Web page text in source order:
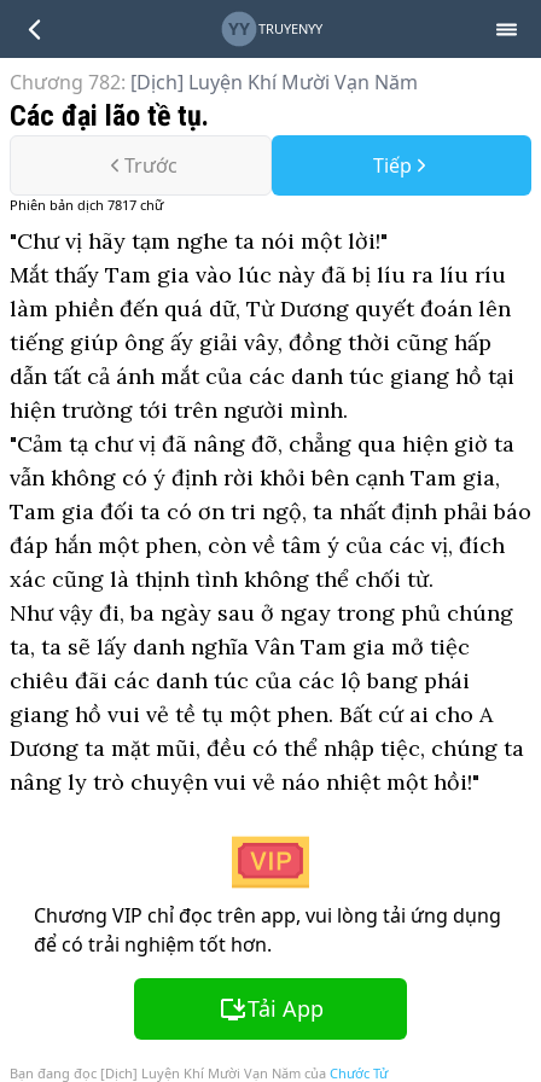
YY TRUYENYY
Chương 782: [Dịch] Luyện Khí Mười Vạn Năm
Các đại lão tề tụ.
Trước Tiếp
Phiên bản dịch 7817 chữ
"Chư vị hãy tạm nghe ta nói một lời!"
Mắt thấy Tam gia vào lúc này đã bị líu ra líu ríu
làm phiền đến quá dữ, Từ Dương quyết đoán lên
tiếng giúp ông ấy giải vây, đồng thời cũng hấp
dẫn tất cả ánh mắt của các danh túc giang hồ tại
hiện trường tới trên người mình.
"Cảm tạ chư vị đã nâng đỡ, chẳng qua hiện giờ ta
vẫn không có ý định rời khỏi bên cạnh Tam gia,
Tam gia đối ta có ơn tri ngộ, ta nhất định phải báo
đáp hắn một phen, còn về tâm ý của các vị, đích
xác cũng là thịnh tình không thể chối từ.
Như vậy đi, ba ngày sau ở ngay trong phủ chúng
ta, ta sẽ lấy danh nghĩa Vân Tam gia mở tiệc
chiêu đãi các danh túc của các lộ bang phái
giang hồ vui vẻ tề tụ một phen. Bất cứ ai cho A
Dương ta mặt mũi, đều có thể nhập tiệc, chúng ta
nâng ly trò chuyện vui vẻ náo nhiệt một hồi!"
Chương VIP chỉ đọc trên app, vui lòng tải ứng dụng
để có trải nghiệm tốt hơn.
Tải App
Bạn đang đọc [Dịch] Luyện Khí Mười Vạn Năm của Chước Tử